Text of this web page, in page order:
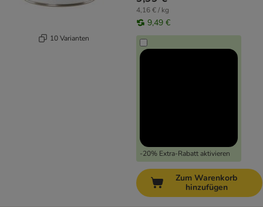
10 Varianten
4,16 € / kg
9,49 €
-20% Extra-Rabatt aktivieren
Zum Warenkorb
hinzufügen